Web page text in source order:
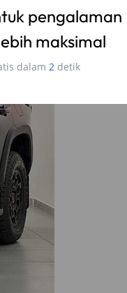
pengalaman
maksimal
dalam 1 detik